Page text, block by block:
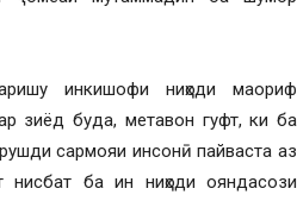
инкишофи ниҳоди маориф
зиёд буда, метавон гуфт, ки ба
сармояи инсонӣ пайваста аз
нисбат ба ин ниҳоди ояндасози